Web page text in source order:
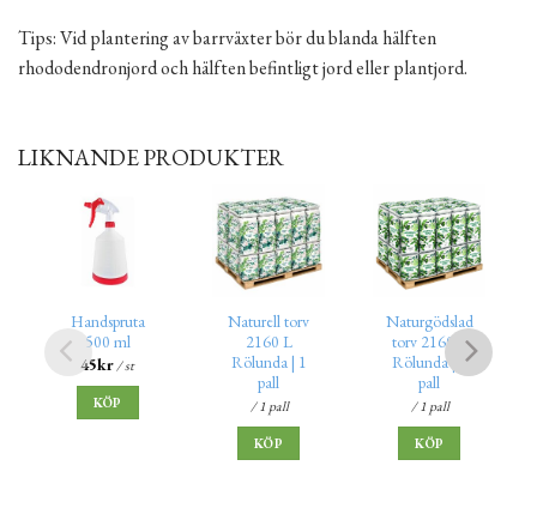
Tips: Vid plantering av barrväxter bör du blanda hälften
rhododendronjord och hälften befintligt jord eller plantjord.
LIKNANDE PRODUKTER
Handspruta
500 ml
45kr / st
KÖP
Naturell torv
2160 L
Rölunda | 1
pall
/ 1 pall
KÖP
Naturgödslad
torv 2160 L
Rölunda | 1
pall
/ 1 pall
KÖP